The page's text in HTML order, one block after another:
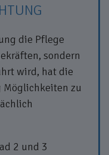
die Pflege
sondern
wird, hat die
Möglichkeiten zu
2 und 3